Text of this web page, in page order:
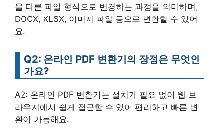
을 다른 파일 형식으로 변경하는 과정을 의미하며,
DOCX, XLSX, 이미지 파일 등으로 변환할 수 있어
요.
Q2: 온라인 PDF 변환기의 장점은 무엇인
가요?
A2: 온라인 PDF 변환기는 설치가 필요 없이 웹 브
라우저에서 쉽게 접근할 수 있어 편리하고 빠른 변
환이 가능해요.